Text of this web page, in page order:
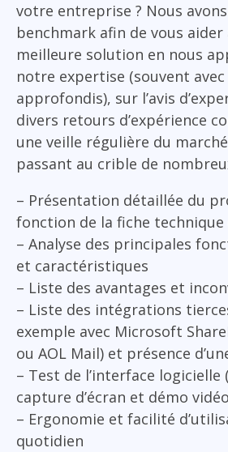
votre entreprise ? Nous
benchmark afin de vous
meilleure solution en nous
notre expertise (souvent
approfondis), sur l’avis
divers retours d’expérience
une veille régulière du
passant au crible de
– Présentation détaillée du
fonction de la fiche technique
– Analyse des principales
et caractéristiques
– Liste des avantages et
– Liste des intégrations
exemple avec Microsoft
ou AOL Mail) et présence
– Test de l’interface logicielle
capture d’écran et démo
– Ergonomie et facilité
quotidien